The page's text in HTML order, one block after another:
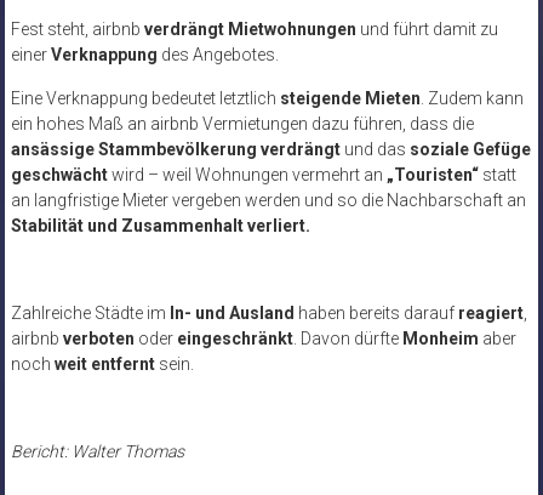
Fest steht, airbnb verdrängt Mietwohnungen und führt damit zu
einerVerknappung des Angebotes.
Eine Verknappung bedeutet letztlich steigende Mieten . Zudem kann
ein hohes Maß an airbnb Vermietungen dazu führen, dass die
ansässige Stammbevölkerung verdrängtund das soziale Gefüge
geschwächtwird – weil Wohnungen vermehrt an „Touristen“statt
an langfristige Mieter vergeben werden und so die Nachbarschaft an
Stabilität und Zusammenhalt verliert.
Zahlreiche Städte im In- und Ausland haben bereits darauf reagiert,
airbnb verboten oder eingeschränkt. Davon dürfte Monheim aber
noch weit entferntsein.
Bericht: Walter Thomas